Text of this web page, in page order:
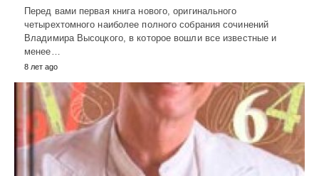
Перед вами первая книга нового, оригинального
четырехтомного наиболее полного собрания сочинений
Владимира Высоцкого, в которое вошли все известные и
менее…
8 лет ago